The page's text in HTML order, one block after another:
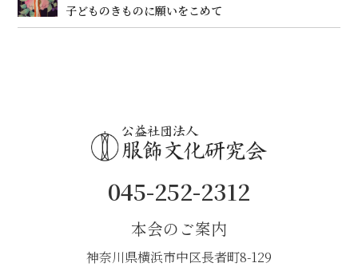
子どものきものに願いをこめて
045-252-2312
本会のご案内
神奈川県横浜市中区長者町8-129